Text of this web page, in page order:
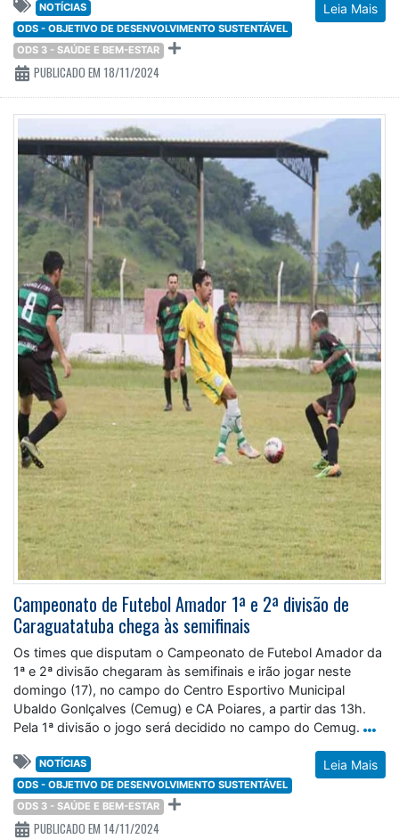
Leia Mais
NOTÍCIAS
ODS - OBJETIVO DE DESENVOLVIMENTO SUSTENTÁVEL
ODS 3 - SAÚDE E BEM-ESTAR
PUBLICADO EM 18/11/2024
Campeonato de Futebol Amador 1ª e 2ª divisão de
Caraguatatuba chega às semifinais
Os times que disputam o Campeonato de Futebol Amador da
1ª e 2ª divisão chegaram às semifinais e irão jogar neste
domingo (17), no campo do Centro Esportivo Municipal
Ubaldo Gonlçalves (Cemug) e CA Poiares, a partir das 13h.
Pela 1ª divisão o jogo será decidido no campo do Cemug.
Leia Mais
NOTÍCIAS
ODS - OBJETIVO DE DESENVOLVIMENTO SUSTENTÁVEL
ODS 3 - SAÚDE E BEM-ESTAR
PUBLICADO EM 14/11/2024